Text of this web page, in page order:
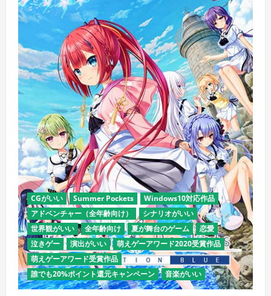
Bullet』
ASMR
ミ
リ
ア
ム
さ
ん
と
一
緒
〜
こ
れ
で
お
主
も
立
派
な
ア
ー
セ
ナ
ル
じ
ゃ〜
【CV：
高
橋
花
林】
の
CGがいい Summer Pockets
Windows10対応作品
アドベンチャー（全年齢向け）
シナリオがいい
世界観がいい
全年齢向け 夏が舞台のゲーム
恋愛
泣きゲー
演出がいい
萌えゲーアワード2020受賞作品
萌えゲーアワード受賞作品
誰でも20%ポイント還元キャンペーン
音楽がいい